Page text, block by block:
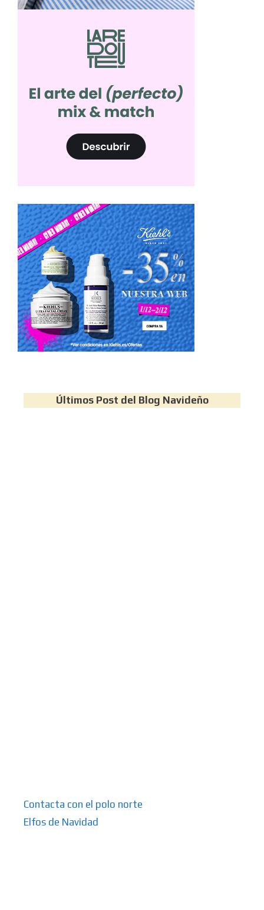
Últimos Post del Blog Navideño
Contacta con el polo norte
Elfos de Navidad